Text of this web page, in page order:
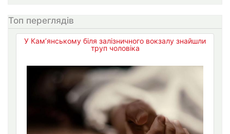
Топ переглядів
У Кам’янському біля залізничного вокзалу знайшли
труп чоловіка